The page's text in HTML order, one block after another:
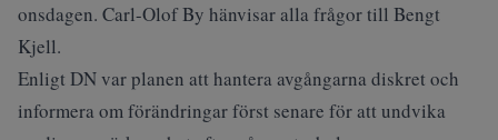
onsdagen. Carl-Olof By hänvisar alla frågor till Bengt
Kjell.
Enligt DN var planen att hantera avgångarna diskret och
informera om förändringar först senare för att undvika